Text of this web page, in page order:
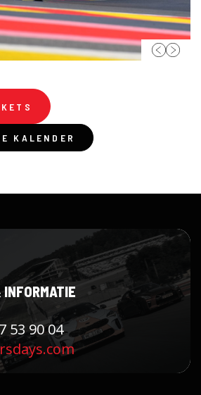
KALENDER
53 90 04